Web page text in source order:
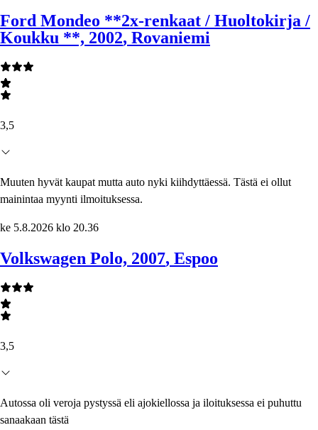
Ford Mondeo **2x-renkaat / Huoltokirja /
Koukku **, 2002, Rovaniemi
3,5
Muuten hyvät kaupat mutta auto nyki kiihdyttäessä. Tästä ei ollut
mainintaa myynti ilmoituksessa.
ke 5.8.2026 klo 20.36
Volkswagen Polo, 2007, Espoo
3,5
Autossa oli veroja pystyssä eli ajokiellossa ja iloituksessa ei puhuttu
sanaakaan tästä